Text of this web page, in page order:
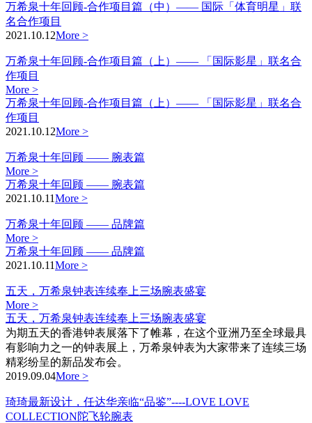
万希泉十年回顾-合作项目篇（中）—— 国际「体育明星」联
名合作项目
2021.10.12More >
万希泉十年回顾-合作项目篇（上）—— 「国际影星」联名合
作项目
More >
万希泉十年回顾-合作项目篇（上）—— 「国际影星」联名合
作项目
2021.10.12More >
万希泉十年回顾 —— 腕表篇
More >
万希泉十年回顾 —— 腕表篇
2021.10.11More >
万希泉十年回顾 —— 品牌篇
More >
万希泉十年回顾 —— 品牌篇
2021.10.11More >
五天，万希泉钟表连续奉上三场腕表盛宴
More >
五天，万希泉钟表连续奉上三场腕表盛宴
为期五天的香港钟表展落下了帷幕，在这个亚洲乃至全球最具
有影响力之一的钟表展上，万希泉钟表为大家带来了连续三场
精彩纷呈的新品发布会。
2019.09.04More >
琦琦最新设计，任达华亲临“品鉴”----LOVE LOVE
COLLECTION陀飞轮腕表